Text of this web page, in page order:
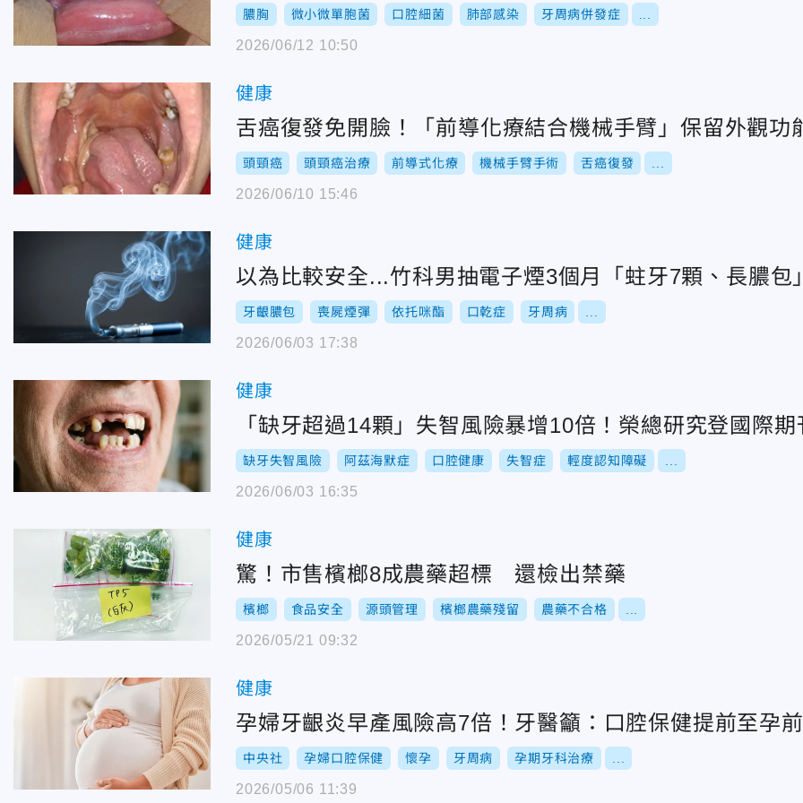
膿胸 微小微單胞菌 口腔細菌 肺部感染 牙周病併發症
2026/06/12 10:50
健康
舌癌復發免開臉！「前導化療結合機械手臂」保留外觀功
頭頸癌 頭頸癌治療 前導式化療 機械手臂手術 舌癌復發
2026/06/10 15:46
健康
以為比較安全...竹科男抽電子煙3個月「蛀牙7顆、長膿包
牙齦膿包 喪屍煙彈 依托咪酯 口乾症 牙周病
2026/06/03 17:38
健康
「缺牙超過14顆」失智風險暴增10倍！榮總研究登國際期
缺牙失智風險 阿茲海默症 口腔健康 失智症 輕度認知障礙
2026/06/03 16:35
健康
驚！市售檳榔8成農藥超標 還檢出禁藥
檳榔 食品安全 源頭管理 檳榔農藥殘留 農藥不合格
2026/05/21 09:32
健康
孕婦牙齦炎早產風險高7倍！牙醫籲：口腔保健提前至孕前
中央社 孕婦口腔保健 懷孕 牙周病 孕期牙科治療
2026/05/06 11:39